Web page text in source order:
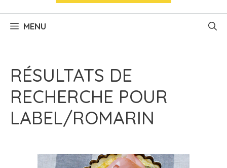
MENU
RÉSULTATS DE
RECHERCHE POUR
LABEL/ROMARIN